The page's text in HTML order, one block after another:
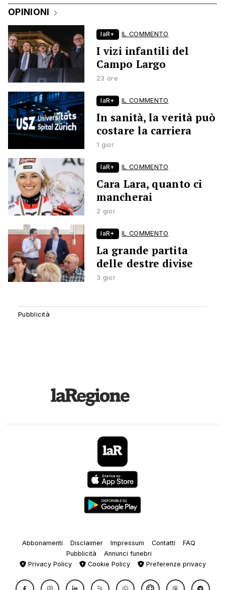
OPINIONI
laR+ IL COMMENTO
I vizi infantili del
Campo Largo
23 ore
laR+ IL COMMENTO
In sanità, la verità può
costare la carriera
1 gior
laR+ IL COMMENTO
Cara Lara, quanto ci
mancherai
2 gior
laR+ IL COMMENTO
La grande partita
delle destre divise
3 gior
Abbonamenti Disclaimer Impressum Contatti
FAQ
Pubblicità
Annunci funebri
Privacy Policy
Cookie Policy Preferenze privacy